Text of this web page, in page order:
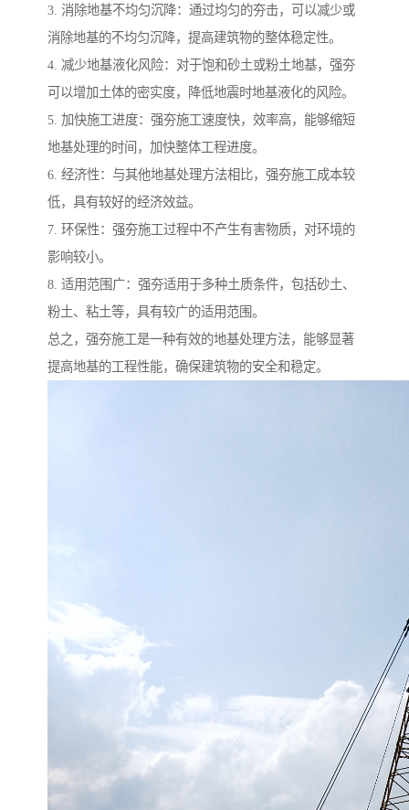
3. 消除地基不均匀沉降：通过均匀的夯击，可以减少或
消除地基的不均匀沉降，提高建筑物的整体稳定性。
4. 减少地基液化风险：对于饱和砂土或粉土地基，强夯
可以增加土体的密实度，降低地震时地基液化的风险。
5. 加快施工进度：强夯施工速度快，效率高，能够缩短
地基处理的时间，加快整体工程进度。
6. 经济性：与其他地基处理方法相比，强夯施工成本较
低，具有较好的经济效益。
7. 环保性：强夯施工过程中不产生有害物质，对环境的
影响较小。
8. 适用范围广：强夯适用于多种土质条件，包括砂土、
粉土、粘土等，具有较广的适用范围。
总之，强夯施工是一种有效的地基处理方法，能够显著
提高地基的工程性能，确保建筑物的安全和稳定。